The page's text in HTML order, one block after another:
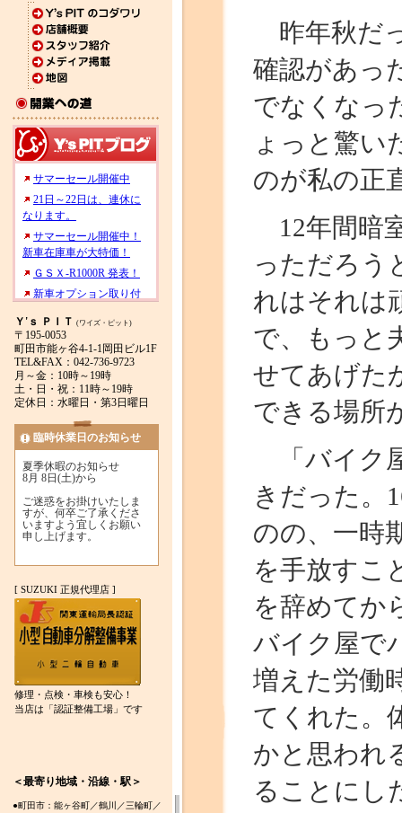
昨年秋だ
確認があっ
でなくなっ
ょっと驚い
のが私の正
12年間暗
っただろう
れはそれは
で、もっと
せてあげた
できる場所
「バイク
きだった。
のの、一時
を手放すこ
を辞めてか
バイク屋で
増えた労働
てくれた。
かと思われ
ることにし
Ｙ'ｓ ＰＩＴ (ワイズ・ピット)
〒195-0053
町田市能ヶ谷4-1-1岡田ビル1F
TEL&FAX：042-736-9723
月～金：10時～19時
土・日・祝：11時～19時
定休日：水曜日・第3日曜日
臨時休業日のお知らせ
夏季休暇のお知らせ
8月 8日(土)から
ご迷惑をお掛けいたしま
すが、何卒ご了承くださ
いますよう宜しくお願い
申し上げます。
[ SUZUKI 正規代理店 ]
修理・点検・車検も安心！
当店は「認証整備工場」です
＜最寄り地域・沿線・駅＞
●町田市：能ヶ谷町／鶴川／三輪町／